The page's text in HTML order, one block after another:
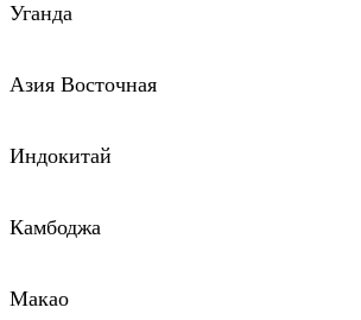
Уганда
Азия Восточная
Индокитай
Камбоджа
Макао